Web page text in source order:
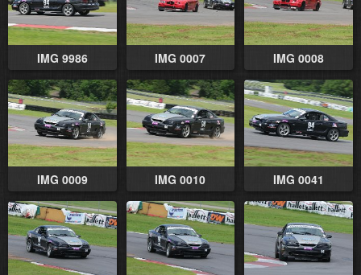
IMG 9986 IMG 0007 IMG 0008
IMG 0009 IMG 0010 IMG 0041